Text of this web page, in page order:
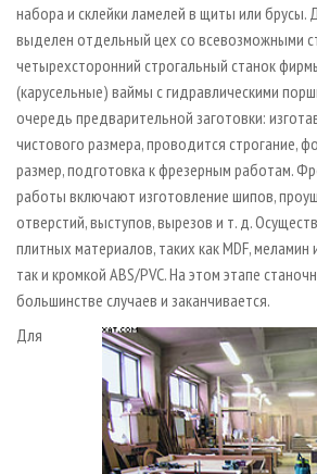
набора и склейки ламелей в щиты или брусы.
выделен отдельный цех со всевозможными
четырехсторонний строгальный станок
(карусельные) ваймы с гидравлическими
очередь предварительной заготовки:
чистового размера, проводится строгание,
размер, подготовка к фрезерным работам.
работы включают изготовление шипов,
отверстий, выступов, вырезов и т. д.
плитных материалов, таких как MDF, меламин
так и кромкой АВS/PVC. На этом этапе
большинстве случаев и заканчивается.
Для